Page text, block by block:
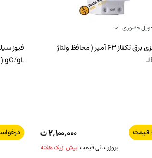
حضوری
محافظ مرکزی برق تکفاز 63 آمپر ( محافظ ولتاژ
قیمت ۲,۱۰۰,۰۰۰ت
بروزرسانی قیمت:بیش از یک هفته
gG/gL ( آمپر فیوز به انتخاب )